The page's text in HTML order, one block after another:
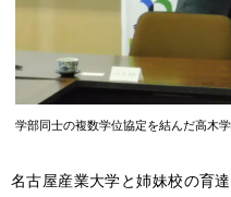
学部同士の複数学位協定を結んだ高木
名古屋産業大学と姉妹校の育